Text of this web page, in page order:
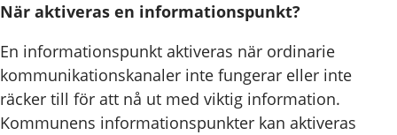
När aktiveras en informationspunkt?
En informationspunkt aktiveras när ordinarie
kommunikationskanaler inte fungerar eller inte
räcker till för att nå ut med viktig information.
Kommunens informationspunkter kan aktiveras